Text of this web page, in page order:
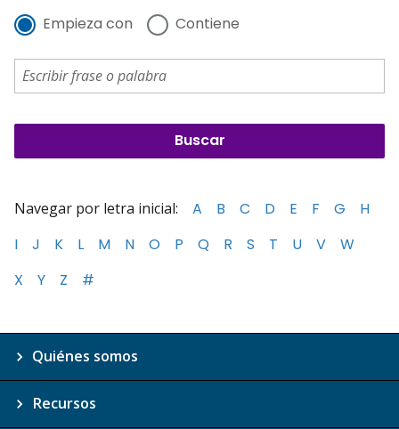
Empieza con Contiene
Navegar por letra inicial: A B C D E F G
H
I
J K L M N O P Q R S T U V
W
X
Y Z #
Quiénes somos
Recursos